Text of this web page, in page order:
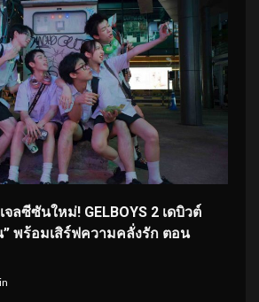
จลซีซันใหม่! GELBOYS 2 เดบิวต์
พร้อมเสิร์ฟความคลั่งรัก ตอน